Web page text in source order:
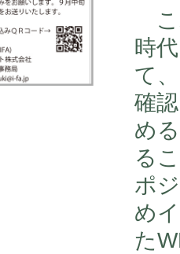
こ
時
て
確
め
る
ポ
め
た